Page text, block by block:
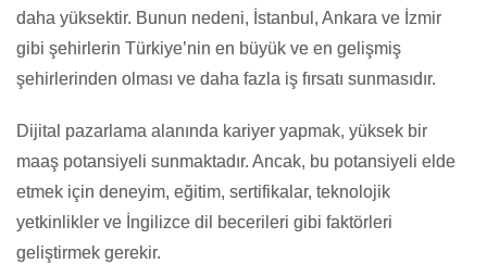
daha yüksektir. Bunun nedeni, İstanbul, Ankara ve İzmir
gibi şehirlerin Türkiye’nin en büyük ve en gelişmiş
şehirlerinden olması ve daha fazla iş fırsatı sunmasıdır.
Dijital pazarlama alanında kariyer yapmak, yüksek bir
maaş potansiyeli sunmaktadır. Ancak, bu potansiyeli elde
etmek için deneyim, eğitim, sertifikalar, teknolojik
yetkinlikler ve İngilizce dil becerileri gibi faktörleri
geliştirmek gerekir.